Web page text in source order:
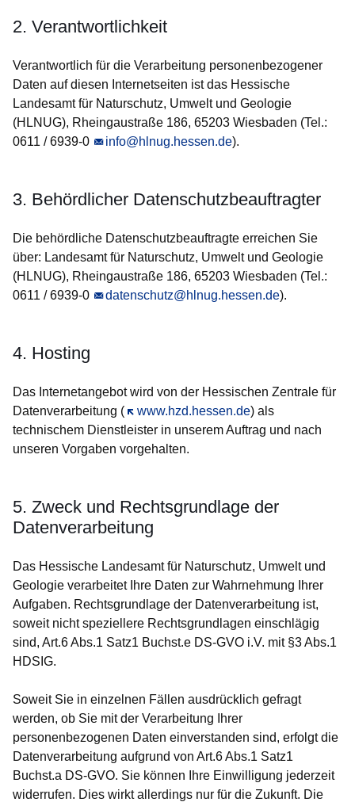
2. Verantwortlichkeit
Verantwortlich für die Verarbeitung personenbezogener
Daten auf diesen Internetseiten ist das Hessische
Landesamt für Naturschutz, Umwelt und Geologie
(HLNUG), Rheingaustraße 186, 65203 Wiesbaden (Tel.:
0611 / 6939-0
info@hlnug.hessen.de).
3. Behördlicher Datenschutzbeauftragter
Die behördliche Datenschutzbeauftragte erreichen Sie
über: Landesamt für Naturschutz, Umwelt und Geologie
(HLNUG), Rheingaustraße 186, 65203 Wiesbaden (Tel.:
0611 / 6939-0
datenschutz@hlnug.hessen.de).
4. Hosting
Das Internetangebot wird von der Hessischen Zentrale für
Datenverarbeitung (
www.hzd.hessen.de
Öffnet sich in einem neuen Fenster
) als
technischem Dienstleister in unserem Auftrag und nach
unseren Vorgaben vorgehalten.
5. Zweck und Rechtsgrundlage der
Datenverarbeitung
Das Hessische Landesamt für Naturschutz, Umwelt und
Geologie verarbeitet Ihre Daten zur Wahrnehmung Ihrer
Aufgaben. Rechtsgrundlage der Datenverarbeitung ist,
soweit nicht speziellere Rechtsgrundlagen einschlägig
sind, Art.6 Abs.1 Satz1 Buchst.e DS-GVO i.V. mit §3 Abs.1
HDSIG.
Soweit Sie in einzelnen Fällen ausdrücklich gefragt
werden, ob Sie mit der Verarbeitung Ihrer
personenbezogenen Daten einverstanden sind, erfolgt die
Datenverarbeitung aufgrund von Art.6 Abs.1 Satz1
Buchst.a DS-GVO. Sie können Ihre Einwilligung jederzeit
widerrufen. Dies wirkt allerdings nur für die Zukunft. Die